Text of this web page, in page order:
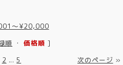
～¥20,000
順 ・価格順 ]
2 ...5 次のページ »